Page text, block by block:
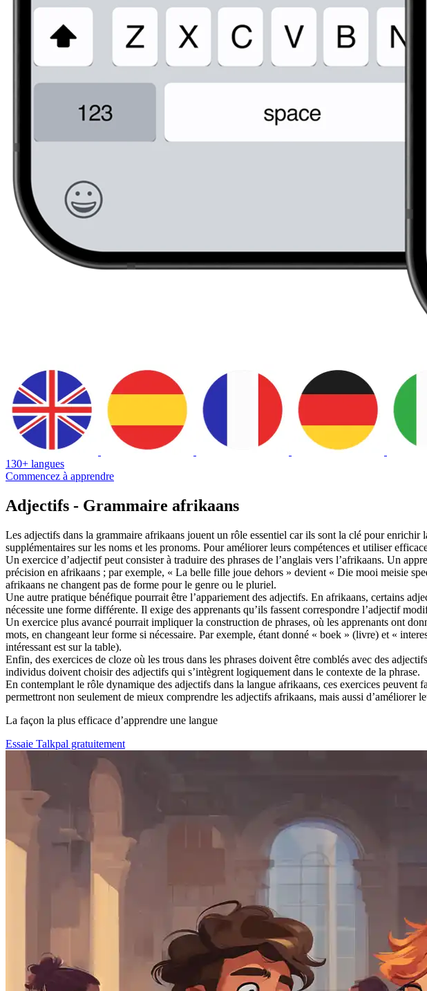
130+ langues
Commencez à apprendre
Adjectifs - Grammaire afrikaans
Les adjectifs dans la grammaire afrikaans jouent un rôle essentiel car ils sont la clé pour
supplémentaires sur les noms et les pronoms. Pour améliorer leurs compétences et utiliser
Un exercice d’adjectif peut consister à traduire des phrases de l’anglais vers l’afrikaans. Un
précision en afrikaans ; par exemple, « La belle fille joue dehors » devient « Die mooi meisie
afrikaans ne changent pas de forme pour le genre ou le pluriel.
Une autre pratique bénéfique pourrait être l’appariement des adjectifs. En afrikaans, certains
nécessite une forme différente. Il exige des apprenants qu’ils fassent correspondre l’adjectif
Un exercice plus avancé pourrait impliquer la construction de phrases, où les apprenants ont
mots, en changeant leur forme si nécessaire. Par exemple, étant donné « boek » (livre) et «
intéressant est sur la table).
Enfin, des exercices de cloze où les trous dans les phrases doivent être comblés avec des
individus doivent choisir des adjectifs qui s’intègrent logiquement dans le contexte de la phrase.
En contemplant le rôle dynamique des adjectifs dans la langue afrikaans, ces exercices
permettront non seulement de mieux comprendre les adjectifs afrikaans, mais aussi d’améliorer
La façon la plus efficace d’apprendre une langue
Essaie Talkpal gratuitement